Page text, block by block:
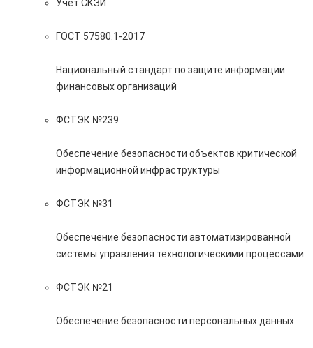
Учет СКЗИ
ГОСТ 57580.1-2017
Национальный стандарт по защите информации
финансовых организаций
ФСТЭК №239
Обеспечение безопасности объектов критической
информационной инфраструктуры
ФСТЭК №31
Обеспечение безопасности автоматизированной
системы управления технологическими процессами
ФСТЭК №21
Обеспечение безопасности персональных данных